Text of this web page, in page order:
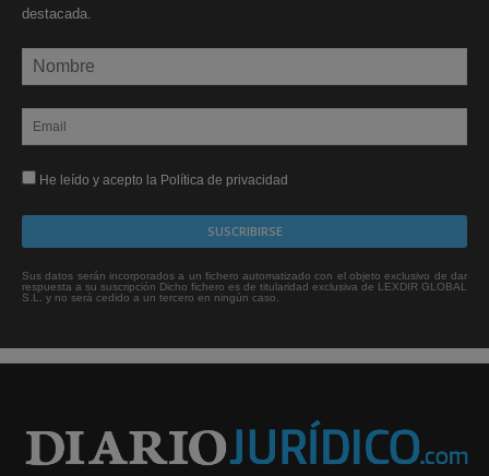
destacada.
He leído y acepto la Política de privacidad
Sus datos serán incorporados a un fichero automatizado con el objeto exclusivo de dar
respuesta a su suscripción Dicho fichero es de titularidad exclusiva de LEXDIR GLOBAL
S.L. y no será cedido a un tercero en ningún caso.